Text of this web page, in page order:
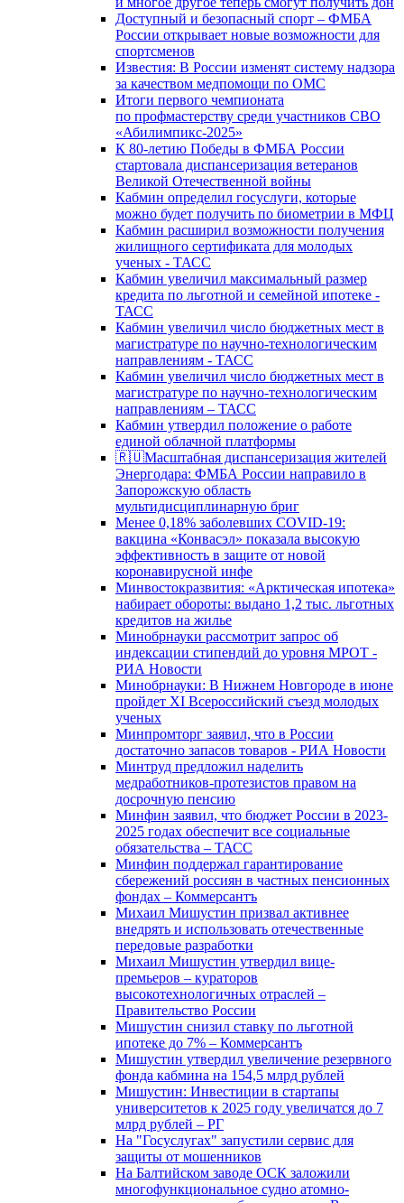
Доступный и безопасный спорт – ФМБА
России открывает новые возможности для
спортсменов
Известия: В России изменят систему надзора
за качеством медпомощи по ОМС
Итоги первого чемпионата
по профмастерству среди участников СВО
«Абилимпикс-2025»
К 80-летию Победы в ФМБА России
стартовала диспансеризация ветеранов
Великой Отечественной войны
Кабмин определил госуслуги, которые
можно будет получить по биометрии в МФЦ
Кабмин расширил возможности получения
жилищного сертификата для молодых
ученых - ТАСС
Кабмин увеличил максимальный размер
кредита по льготной и семейной ипотеке -
ТАСС
Кабмин увеличил число бюджетных мест в
магистратуре по научно-технологическим
направлениям - ТАСС
Кабмин увеличил число бюджетных мест в
магистратуре по научно-технологическим
направлениям – ТАСС
Кабмин утвердил положение о работе
единой облачной платформы
🇷🇺Масштабная диспансеризация жителей
Энергодара: ФМБА России направило в
Запорожскую область
мультидисциплинарную бриг
Менее 0,18% заболевших COVID-19:
вакцина «Конвасэл» показала высокую
эффективность в защите от новой
коронавирусной инфе
Минвостокразвития: «Арктическая ипотека»
набирает обороты: выдано 1,2 тыс. льготных
кредитов на жилье
Минобрнауки рассмотрит запрос об
индексации стипендий до уровня МРОТ -
РИА Новости
Минобрнауки: В Нижнем Новгороде в июне
пройдет XI Всероссийский съезд молодых
ученых
Минпромторг заявил, что в России
достаточно запасов товаров - РИА Новости
Минтруд предложил наделить
медработников-протезистов правом на
досрочную пенсию
Минфин заявил, что бюджет России в 2023-
2025 годах обеспечит все социальные
обязательства – ТАСС
Минфин поддержал гарантирование
сбережений россиян в частных пенсионных
фондах – Коммерсантъ
Михаил Мишустин призвал активнее
внедрять и использовать отечественные
передовые разработки
Михаил Мишустин утвердил вице-
премьеров – кураторов
высокотехнологичных отраслей –
Правительство России
Мишустин снизил ставку по льготной
ипотеке до 7% – Коммерсантъ
Мишустин утвердил увеличение резервного
фонда кабмина на 154,5 млрд рублей
Мишустин: Инвестиции в стартапы
университетов к 2025 году увеличатся до 7
млрд рублей – РГ
На "Госуслугах" запустили сервис для
защиты от мошенников
На Балтийском заводе ОСК заложили
многофункциональное судно атомно-